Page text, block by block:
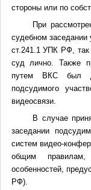
стороны или по
При
судебном
ст.241.1 УПК РФ, так
суд лично. Также
путем ВКС был
подсудимого
видеосвязи.
В случае
заседании
систем видео-
общим
особенностей,
РФ).